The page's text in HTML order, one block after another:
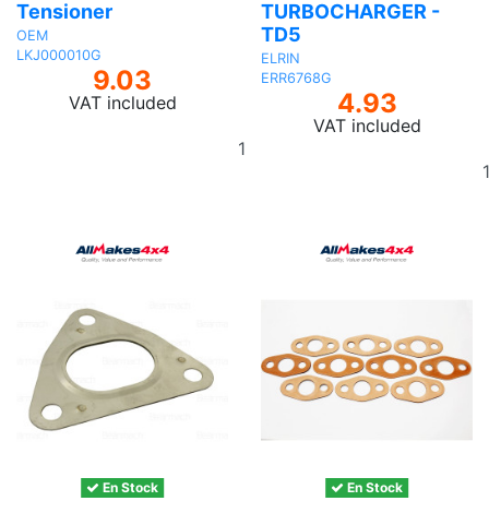
Tensioner
OEM
LKJ000010G
9.03
VAT included
Add
TURBOCHARGER -
TD5
ELRIN
ERR6768G
4.93
VAT included
En Stock En Stock